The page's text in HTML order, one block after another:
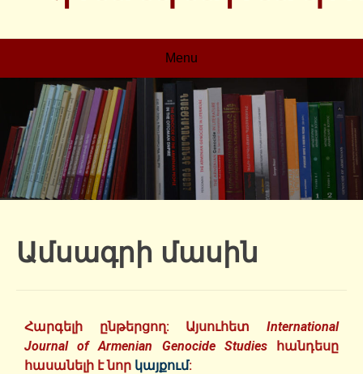
Menu
Ամսագրի մասին
Հարգելի ընթերցող: Այսուհետ International
Journal of Armenian Genocide Studiesհանդեսը
հասանելի է նոր կայքում: